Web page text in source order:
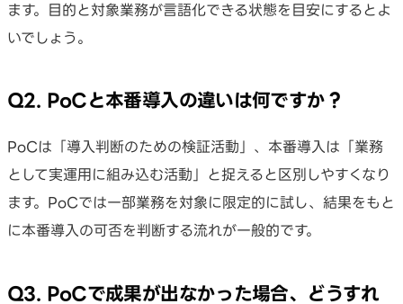
ます。目的と対象業務が言語化できる状態を目安にするとよ
いでしょう。
Q2. PoCと本番導入の違いは何ですか？
PoCは「導入判断のための検証活動」、本番導入は「業務
として実運用に組み込む活動」と捉えると区別しやすくなり
ます。PoCでは一部業務を対象に限定的に試し、結果をもと
に本番導入の可否を判断する流れが一般的です。
Q3. PoCで成果が出なかった場合、どうすれ